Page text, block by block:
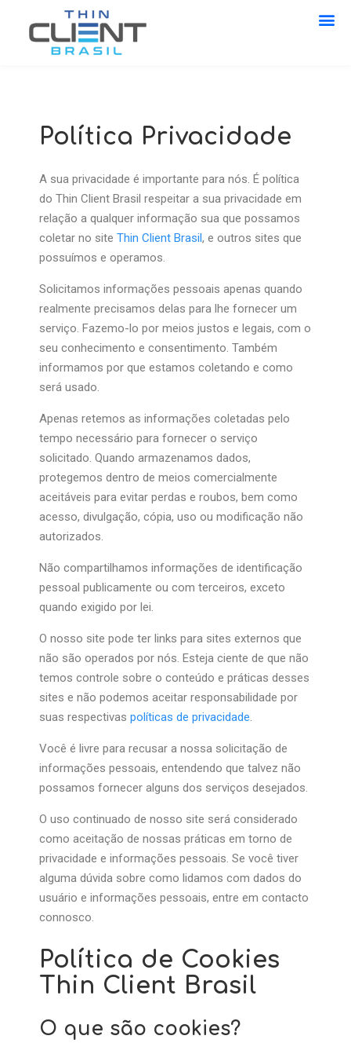
Política Privacidade
A sua privacidade é importante para nós. É política
do Thin Client Brasil respeitar a sua privacidade em
relação a qualquer informação sua que possamos
coletar no site Thin Client Brasil, e outros sites que
possuímos e operamos.
Solicitamos informações pessoais apenas quando
realmente precisamos delas para lhe fornecer um
serviço. Fazemo-lo por meios justos e legais, com o
seu conhecimento e consentimento. Também
informamos por que estamos coletando e como
será usado.
Apenas retemos as informações coletadas pelo
tempo necessário para fornecer o serviço
solicitado. Quando armazenamos dados,
protegemos dentro de meios comercialmente
aceitáveis ​​para evitar perdas e roubos, bem como
acesso, divulgação, cópia, uso ou modificação não
autorizados.
Não compartilhamos informações de identificação
pessoal publicamente ou com terceiros, exceto
quando exigido por lei.
O nosso site pode ter links para sites externos que
não são operados por nós. Esteja ciente de que não
temos controle sobre o conteúdo e práticas desses
sites e não podemos aceitar responsabilidade por
suas respectivas políticas de privacidade.
Você é livre para recusar a nossa solicitação de
informações pessoais, entendendo que talvez não
possamos fornecer alguns dos serviços desejados.
O uso continuado de nosso site será considerado
como aceitação de nossas práticas em torno de
privacidade e informações pessoais. Se você tiver
alguma dúvida sobre como lidamos com dados do
usuário e informações pessoais, entre em contacto
connosco.
Política de Cookies
Thin Client Brasil
O que são cookies?